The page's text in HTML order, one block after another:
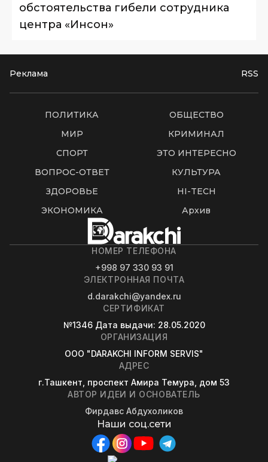
обстоятельства гибели сотрудника
центра «Инсон»
Реклама RSS
ПОЛИТИКА
ОБЩЕСТВО
МИР
КРИМИНАЛ
СПОРТ
ЭТО ИНТЕРЕСНО
ВОПРОС-ОТВЕТ
КУЛЬТУРА
ЗДОРОВЬЕ
HI-TECH
ЭКОНОМИКА
Архив
НОМЕР ТЕЛЕФОНА
+998 97 330 93 91
ЭЛЕКТРОННАЯ ПОЧТА
d.darakchi@yandex.ru
СЕРТИФИКАТ
№1346 Дата выдачи: 28.05.2020
ОРГАНИЗАЦИЯ
OOO "DARAKCHI INFORM SERVIS"
АДРЕС
г.Ташкент, проспект Амира Темура, дом 53
АВТОР ИДЕИ И ОСНОВАТЕЛЬ
Фирдавс Абдухоликов
Наши соц.сети